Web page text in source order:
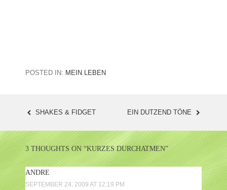
POSTED IN: MEIN LEBEN
POST
NAVIGATION
SHAKES & FIDGET EIN DUTZEND TÖNE
3 THOUGHTS ON “KURZES DURCHATMEN”
ANDRE
SEPTEMBER 24, 2009 AT 12:19 PM